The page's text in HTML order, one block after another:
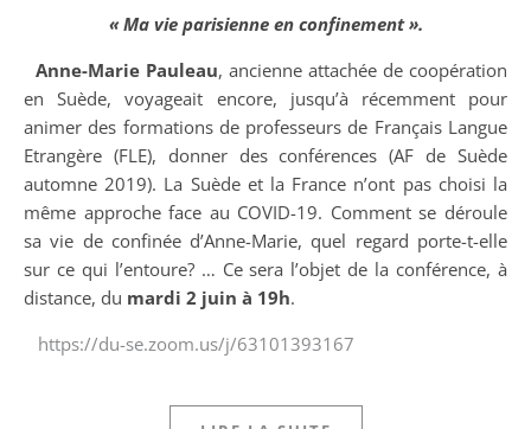
« Ma vie parisienne en confinement ».
Anne-Marie Pauleau, ancienne attachée de coopération
en Suède, voyageait encore, jusqu’à récemment pour
animer des formations de professeurs de Français Langue
Etrangère (FLE), donner des conférences (AF de Suède
automne 2019). La Suède et la France n’ont pas choisi la
même approche face au COVID-19. Comment se déroule
sa vie de confinée d’Anne-Marie, quel regard porte-t-elle
sur ce qui l’entoure? … Ce sera l’objet de la conférence, à
distance, du mardi 2 juin à 19h.
https://du-se.zoom.us/j/63101393167